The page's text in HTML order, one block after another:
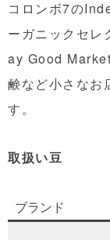
コロンボ7の
ーガニックセレ
ay Good
鹸など小さなお
す。
取扱い豆
ブランド